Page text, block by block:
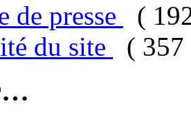
de presse
(
du site
( 357